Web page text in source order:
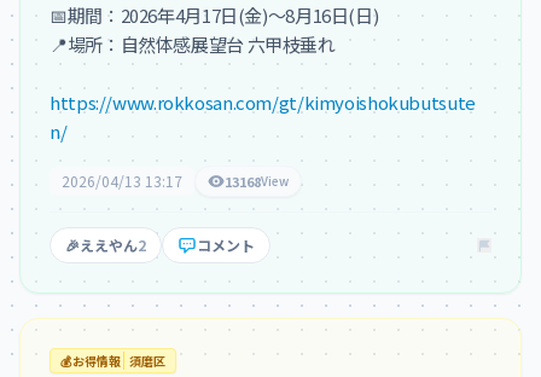
📅期間：2026年4月17日(金)～8月16日(日)
📍場所：自然体感展望台 六甲枝垂れ
https://www.rokkosan.com/gt/kimyoishokubutsute
n/
2026/04/13 13:17 13168View
🎉ええやん2 コメント
💰お得情報 須磨区